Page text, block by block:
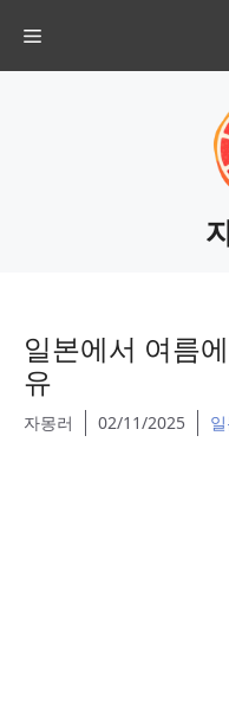
content
Menu
일본에서 여름
유
자몽러 02/11/2025